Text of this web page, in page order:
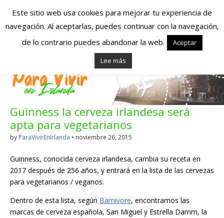
Españoles en
Irlanda – Vivir en
Irlanda – Trabajo
en Irlanda –
Alojamiento en
Irlanda
Blog dedicado a los que viven, estudian y trabajan en
Irlanda!
Guinness la cerveza irlandesa será
apta para vegetarianos
by ParaVivirEnIrlanda • noviembre 26, 2015
Guinness, conocida cerveza irlandesa, cambia su receta en
2017 después de 256 años, y entrará en la lista de las cervezas
para vegetarianos / veganos.
Dentro de esta lista, según Barnivore, encontramos las
marcas de cerveza española, San Miguel y Estrella Damm, la
Este sitio web usa cookies para mejorar tu experiencia de
navegación. Al aceptarlas, puedes continuar con la navegación,
de lo contrario puedes abandonar la web.
Aceptar
Lee más